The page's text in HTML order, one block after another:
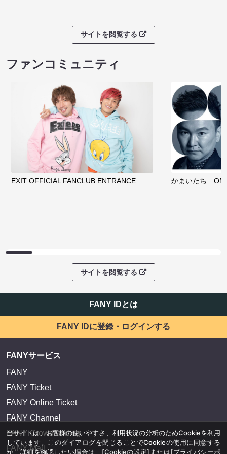
サイトを閲覧する
ファンコミュニティ
EXIT OFFICIAL FANCLUB ENTRANCE かまいたち
サイトを閲覧する
FANY IDとは
FANY IDに登録・ログインする
FANYサービス
FANY
FANY Ticket
FANY Online Ticket
FANY Channel
FANY Crowdfunding
FANY Mall
当サイトは、お客様の使いやすさ、利用状況の分析のためCookieを利用
しています。このダイアログを閉じることでCookieの使用に同意する
か、詳細を確認したい場合は、 [Cookieの設定] または[プライバシーポ